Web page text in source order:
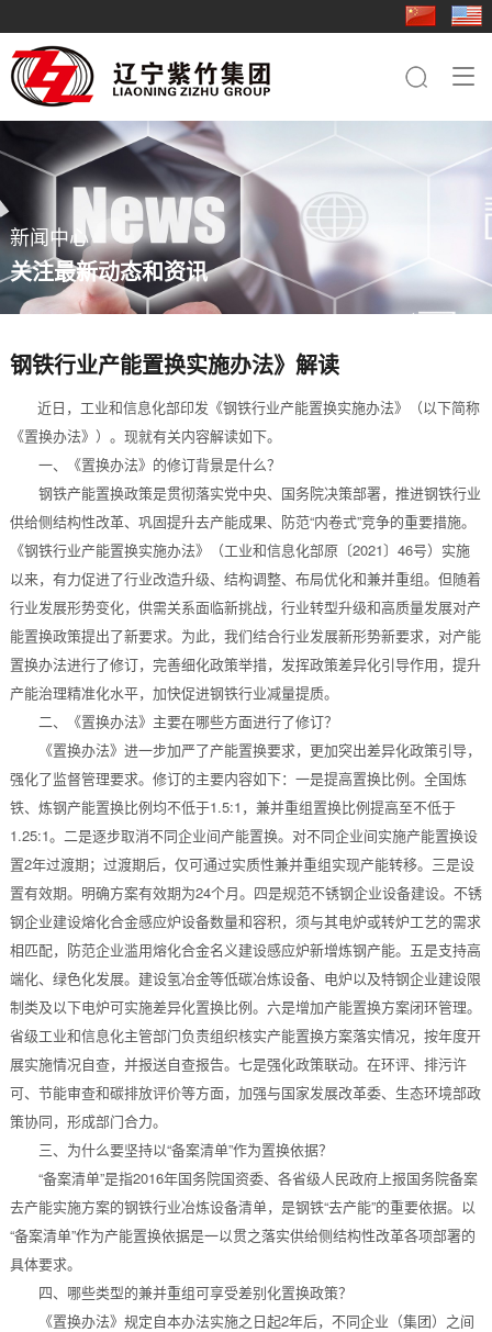

走进紫竹
集团简介
品牌文化
员工关怀
紫竹影像
新闻中心
集团快讯
行业动态
业务板块
钢铁板块
桩工机械板块
农业机械板块
贸易板块
行业应用
基础工程
电力铁塔
船舶
轨道交通
装备制造
成员企业
紫竹三轧
科技型钢
重型特钢
轻型特钢
紫竹装备
紫竹农装
紫竹国贸
紫竹物资
人力资源
人才理念
社会招聘
简历投递
联系我们
钢铁板块
桩工机械板块
农业机械板块
新闻中心
关注最新动态和资讯
钢铁行业产能置换实施办法》解读
近日，工业和信息化部印发《钢铁行业产能置换实施办法》（以下简称
《置换办法》）。现就有关内容解读如下。
一、《置换办法》的修订背景是什么？
钢铁产能置换政策是贯彻落实党中央、国务院决策部署，推进钢铁行业
供给侧结构性改革、巩固提升去产能成果、防范“内卷式”竞争的重要措施。
《钢铁行业产能置换实施办法》（工业和信息化部原〔2021〕46号）实施
以来，有力促进了行业改造升级、结构调整、布局优化和兼并重组。但随着
行业发展形势变化，供需关系面临新挑战，行业转型升级和高质量发展对产
能置换政策提出了新要求。为此，我们结合行业发展新形势新要求，对产能
置换办法进行了修订，完善细化政策举措，发挥政策差异化引导作用，提升
产能治理精准化水平，加快促进钢铁行业减量提质。
二、《置换办法》主要在哪些方面进行了修订？
《置换办法》进一步加严了产能置换要求，更加突出差异化政策引导，
强化了监督管理要求。修订的主要内容如下：一是提高置换比例。全国炼
铁、炼钢产能置换比例均不低于1.5:1，兼并重组置换比例提高至不低于
1.25:1。二是逐步取消不同企业间产能置换。对不同企业间实施产能置换设
置2年过渡期；过渡期后，仅可通过实质性兼并重组实现产能转移。三是设
置有效期。明确方案有效期为24个月。四是规范不锈钢企业设备建设。不锈
钢企业建设熔化合金感应炉设备数量和容积，须与其电炉或转炉工艺的需求
相匹配，防范企业滥用熔化合金名义建设感应炉新增炼钢产能。五是支持高
端化、绿色化发展。建设氢冶金等低碳冶炼设备、电炉以及特钢企业建设限
制类及以下电炉可实施差异化置换比例。六是增加产能置换方案闭环管理。
省级工业和信息化主管部门负责组织核实产能置换方案落实情况，按年度开
展实施情况自查，并报送自查报告。七是强化政策联动。在环评、排污许
可、节能审查和碳排放评价等方面，加强与国家发展改革委、生态环境部政
策协同，形成部门合力。
三、为什么要坚持以“备案清单”作为置换依据？
“备案清单”是指2016年国务院国资委、各省级人民政府上报国务院备案
去产能实施方案的钢铁行业冶炼设备清单，是钢铁“去产能”的重要依据。以
“备案清单”作为产能置换依据是一以贯之落实供给侧结构性改革各项部署的
具体要求。
四、哪些类型的兼并重组可享受差别化置换政策？
《置换办法》规定自本办法实施之日起2年后，不同企业（集团）之间